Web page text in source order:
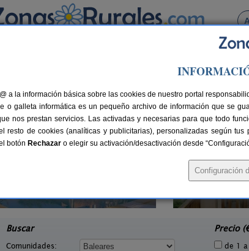
Busca por pueblo
Casas Rurales cerca de Cala Vadella
Buscar
Comunidades:
Precio
de 1
a la información básica sobre las cookies de nuestro portal
o galleta informática es un pequeño archivo de información que se
nos prestan servicios. Las activadas y necesarias para que todo
resto de cookies (analíticas y publicitarias), personalizadas según
botón Rechazar o elegir su activación/desactivación desde